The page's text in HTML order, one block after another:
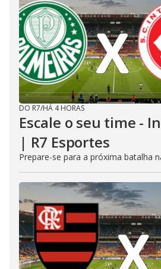
DO R7/HÁ 4 HORAS
Escale o seu time -
| R7 Esportes
Prepare-se para a próxima batalha